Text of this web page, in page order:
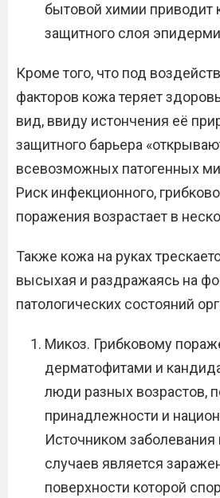
бытовой химии приводит
защитного слоя
Кроме того, что под
факторов кожа теряет
вид, ввиду истончения её
защитного барьера
всевозможных патогенных
Риск инфекционного,
поражения возрастает в
Также кожа на руках
высыхая и раздражаясь на
патологических состояний
Микоз. Грибковому
дерматофитами и
люди разных возрастов,
принадлежности и
Источником
случаев является
поверхности которой